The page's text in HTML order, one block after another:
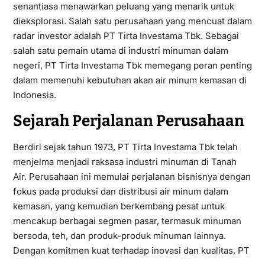
senantiasa menawarkan peluang yang menarik untuk
dieksplorasi. Salah satu perusahaan yang mencuat dalam
radar investor adalah PT Tirta Investama Tbk. Sebagai
salah satu pemain utama di industri minuman dalam
negeri, PT Tirta Investama Tbk memegang peran penting
dalam memenuhi kebutuhan akan air minum kemasan di
Indonesia.
Sejarah Perjalanan Perusahaan
Berdiri sejak tahun 1973, PT Tirta Investama Tbk telah
menjelma menjadi raksasa industri minuman di Tanah
Air. Perusahaan ini memulai perjalanan bisnisnya dengan
fokus pada produksi dan distribusi air minum dalam
kemasan, yang kemudian berkembang pesat untuk
mencakup berbagai segmen pasar, termasuk minuman
bersoda, teh, dan produk-produk minuman lainnya.
Dengan komitmen kuat terhadap inovasi dan kualitas, PT